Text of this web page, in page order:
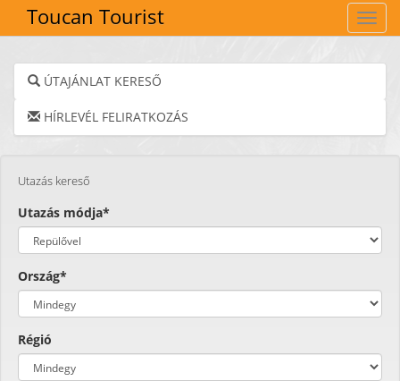
Toucan Tourist
ÚTAJÁNLAT KERESŐ
HÍRLEVÉL FELIRATKOZÁS
Utazás kereső
Utazás módja*
Ország*
Régió